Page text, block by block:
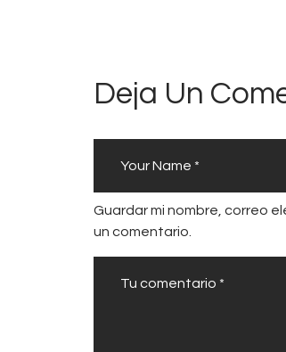
Deja Un
Guardar mi nombre, correo
un comentario.